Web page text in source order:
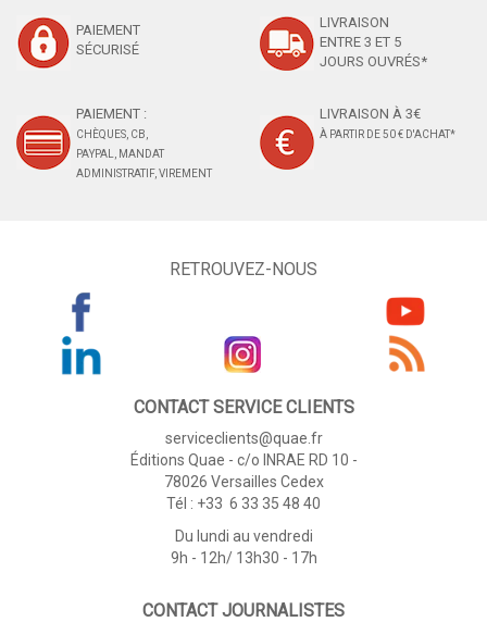
PAIEMENT
SÉCURISÉ
LIVRAISON
ENTRE 3 ET 5
JOURS OUVRÉS*
PAIEMENT :
CHÈQUES, CB,
PAYPAL, MANDAT
ADMINISTRATIF, VIREMENT
LIVRAISON À 3€
À PARTIR DE 50 € D'ACHAT*
RETROUVEZ-NOUS
CONTACT SERVICE CLIENTS
serviceclients@quae.fr
Éditions Quae - c/o INRAE RD 10 -
78026 Versailles Cedex
Tél : +33 6 33 35 48 40
Du lundi au vendredi
9h - 12h/ 13h30 - 17h
CONTACT JOURNALISTES